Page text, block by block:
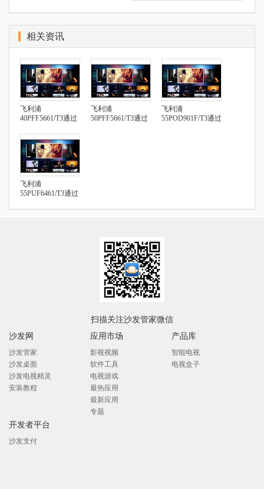
相关资讯
飞利浦
40PFF5661/T3通过
飞利浦
50PFF5661/T3通过
飞利浦
55POD901F/T3通过
飞利浦
55PUF6461/T3通过
扫描关注沙发管家微信
沙发网
沙发管家
沙发桌面
沙发电视精灵
安装教程
应用市场
影视视频
软件工具
电视游戏
最热应用
最新应用
专题
产品库
智能电视
电视盒子
开发者平台
沙发支付